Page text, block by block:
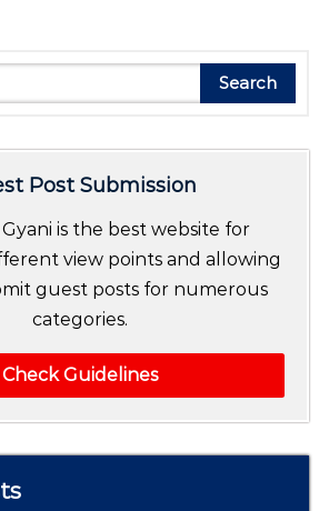
Search
Post Submission
is the best website for
view points and allowing
guest posts for numerous
categories.
Check Guidelines